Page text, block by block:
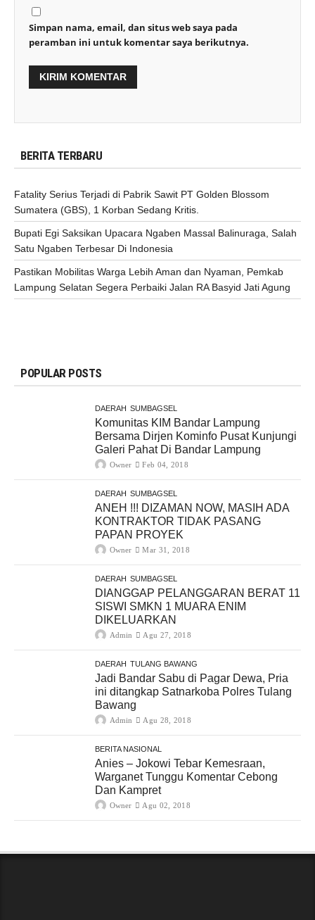
Simpan nama, email, dan situs web saya pada
peramban ini untuk komentar saya berikutnya.
BERITA TERBARU
Fatality Serius Terjadi di Pabrik Sawit PT Golden Blossom
Sumatera (GBS), 1 Korban Sedang Kritis.
Bupati Egi Saksikan Upacara Ngaben Massal Balinuraga, Salah
Satu Ngaben Terbesar Di Indonesia
Pastikan Mobilitas Warga Lebih Aman dan Nyaman, Pemkab
Lampung Selatan Segera Perbaiki Jalan RA Basyid Jati Agung
POPULAR POSTS
DAERAH SUMBAGSEL
Komunitas KIM Bandar Lampung
Bersama Dirjen Kominfo Pusat Kunjungi
Galeri Pahat Di Bandar Lampung
Owner Feb 04, 2018
DAERAH SUMBAGSEL
ANEH !!! DIZAMAN NOW, MASIH ADA
KONTRAKTOR TIDAK PASANG
PAPAN PROYEK
Owner Mar 31, 2018
DAERAH SUMBAGSEL
DIANGGAP PELANGGARAN BERAT 11
SISWI SMKN 1 MUARA ENIM
DIKELUARKAN
Admin Agu 27, 2018
DAERAH TULANG BAWANG
Jadi Bandar Sabu di Pagar Dewa, Pria
ini ditangkap Satnarkoba Polres Tulang
Bawang
Admin Agu 28, 2018
BERITA NASIONAL
Anies – Jokowi Tebar Kemesraan,
Warganet Tunggu Komentar Cebong
Dan Kampret
Owner Agu 02, 2018